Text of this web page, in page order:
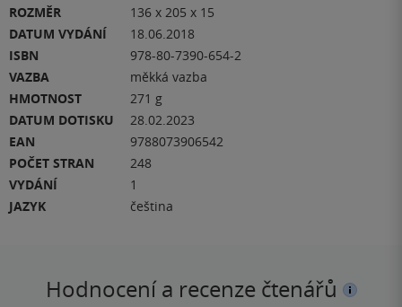
ROZMĚR
136 x 205 x 15
DATUM VYDÁNÍ
18.06.2018
ISBN
978-80-7390-654-2
VAZBA
měkká vazba
HMOTNOST
271 g
DATUM DOTISKU
28.02.2023
EAN
9788073906542
POČET STRAN
248
VYDÁNÍ
1
JAZYK
čeština
Hodnocení a recenze čtenářů